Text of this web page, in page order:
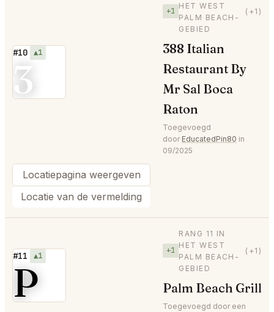
#10 ▲1
3
+1
HET WEST
PALM BEACH-
GEBIED
(+1)
388 Italian
Restaurant By
Mr Sal Boca
Raton
Toegevoegd
door EducatedPin80 in
09/2025
Locatiepagina weergeven
Locatie van de vermelding
#11 ▲1
P
+1
RANG 11 IN
HET WEST
PALM BEACH-
GEBIED
(+1)
Palm Beach Grill
Toegevoegd door een